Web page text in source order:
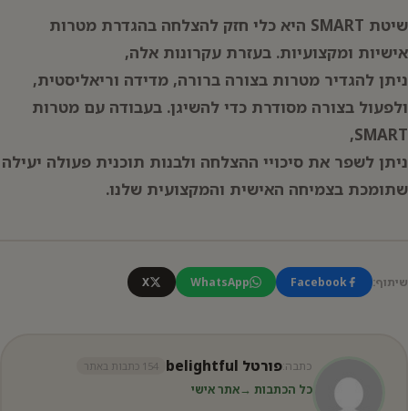
שיטת SMART היא כלי חזק להצלחה בהגדרת מטרות
אישיות ומקצועיות. בעזרת עקרונות אלה,
ניתן להגדיר מטרות בצורה ברורה, מדידה וריאליסטית,
ולפעול בצורה מסודרת כדי להשיגן. בעבודה עם מטרות
SMART,
ניתן לשפר את סיכויי ההצלחה ולבנות תוכנית פעולה יעילה
שתומכת בצמיחה האישית והמקצועית שלנו.
שיתוף: Facebook
WhatsApp
X
כתבה:פורטל belightful 154 כתבות באתר
כל הכתבות →אתר אישי